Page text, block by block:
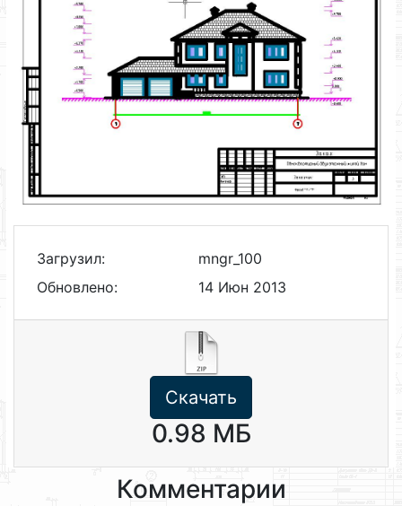
Загрузил:
mngr_100
Обновлено:
14 Июн 2013
Скачать
0.98 МБ
Комментарии